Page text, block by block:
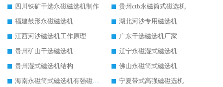
四川铁矿干选永磁磁选机制作
贵州ctb永磁筒式磁选机
福建鼓形永磁磁选机
湖北河沙专用磁选机
江西河沙磁选机工作原理
广东干选磁选机厂家
贵州矿山干选磁选机
辽宁永磁湿式磁选机
贵州湿式磁选机结构
佛山永磁筒式磁选机
海南永磁筒式磁选机有强磁的吗
宁夏带式高强磁磁选机